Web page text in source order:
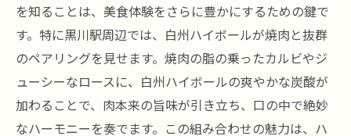
を知ることは、美食体験をさらに豊かにするための鍵で
す。特に黒川駅周辺では、白州ハイボールが焼肉と抜群
のペアリングを見せます。焼肉の脂の乗ったカルビやジ
ューシーなロースに、白州ハイボールの爽やかな炭酸が
加わることで、肉本来の旨味が引き立ち、口の中で絶妙
なハーモニーを奏でます。この組み合わせの魅力は、ハ